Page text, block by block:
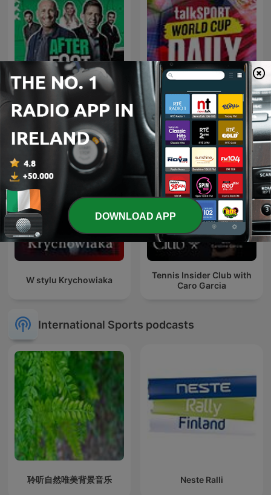
L'After Foot talkSPORT Daily
W stylu Krychowiaka
Tennis Insider Club with
Caro Garcia
International Sports podcasts
聆听自然唯美背景音乐 Neste Ralli
DOWNLOAD APP